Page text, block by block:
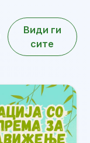
Види ги
сите